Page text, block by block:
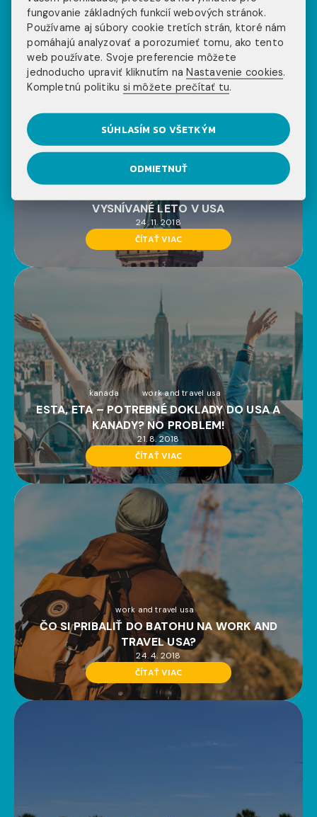
10. 3. 2019
ČÍTAŤ VIAC
VYSNÍVANÉ LETO V USA
24. 11. 2018
ČÍTAŤ VIAC
kanada work and travel usa
ESTA, ETA – POTREBNÉ DOKLADY DO USA A
KANADY? NO PROBLEM!
21. 8. 2018
ČÍTAŤ VIAC
work and travel usa
ČO SI PRIBALIŤ DO BATOHU NA WORK AND
TRAVEL USA?
24. 4. 2018
ČÍTAŤ VIAC
fungovanie základných funkcií webových stránok.
Používame aj súbory cookie tretích strán, ktoré nám
pomáhajú analyzovať a porozumieť tomu, ako tento
web používate. Svoje preferencie môžete
jednoducho upraviť kliknutím naNastavenie cookies.
Kompletnú politiku si môžete prečítať tu.
SÚHLASÍM SO VŠETKÝM
ODMIETNUŤ